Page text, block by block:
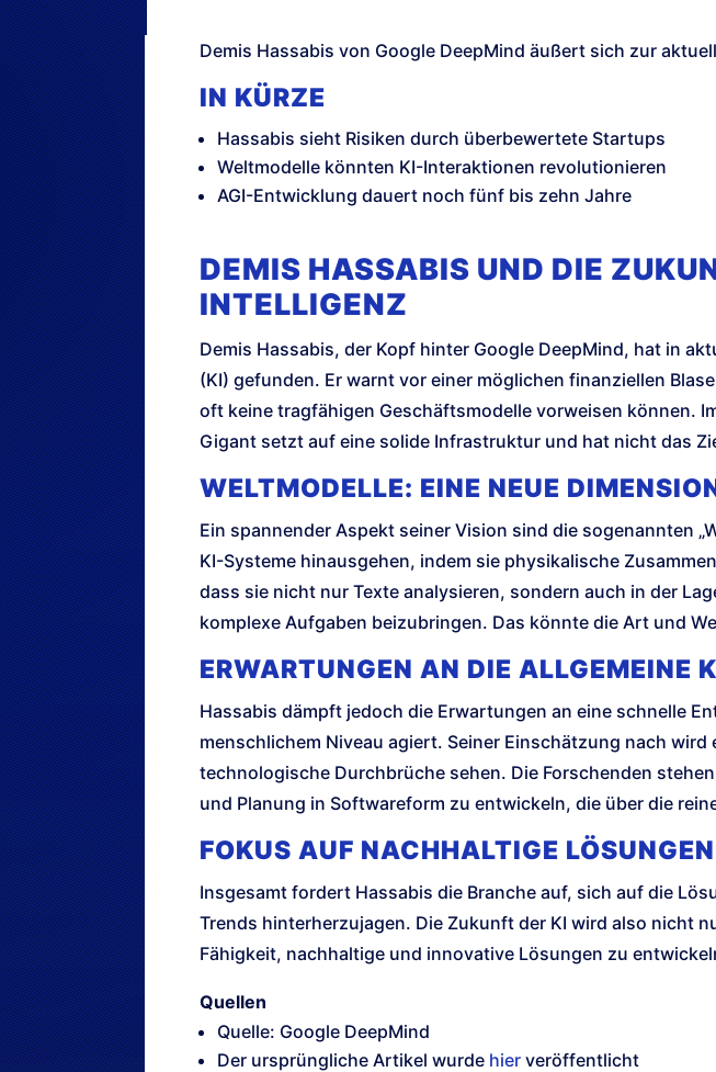
Demis Hassabis von Google DeepMind äußert sich zur
IN KÜRZE
Hassabis sieht Risiken durch überbewertete Startups
Weltmodelle könnten KI-Interaktionen revolutionieren
AGI-Entwicklung dauert noch fünf bis zehn Jahre
DEMIS HASSABIS UND DIE
INTELLIGENZ
Demis Hassabis, der Kopf hinter Google DeepMind, hat in
(KI) gefunden. Er warnt vor einer möglichen finanziellen
oft keine tragfähigen Geschäftsmodelle vorweisen können.
Gigant setzt auf eine solide Infrastruktur und hat nicht das
WELTMODELLE: EINE NEUE
Ein spannender Aspekt seiner Vision sind die sogenannten
KI-Systeme hinausgehen, indem sie physikalische
dass sie nicht nur Texte analysieren, sondern auch in der
komplexe Aufgaben beizubringen. Das könnte die Art und
ERWARTUNGEN AN DIE ALLGEMEINE
Hassabis dämpft jedoch die Erwartungen an eine schnelle
menschlichem Niveau agiert. Seiner Einschätzung nach
technologische Durchbrüche sehen. Die Forschenden
und Planung in Softwareform zu entwickeln, die über die
FOKUS AUF NACHHALTIGE LÖSUNGEN
Insgesamt fordert Hassabis die Branche auf, sich auf die
Trends hinterherzujagen. Die Zukunft der KI wird also nicht
Fähigkeit, nachhaltige und innovative Lösungen zu
Quellen
Quelle: Google DeepMind
Der ursprüngliche Artikel wurde hier veröffentlicht